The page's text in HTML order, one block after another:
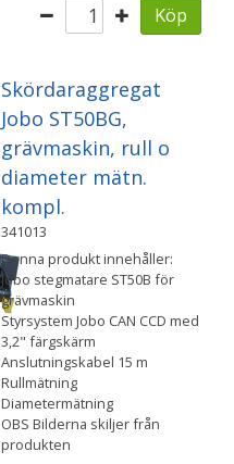
Köp
Skördaraggregat
Jobo ST50BG,
grävmaskin, rull o
diameter mätn.
kompl.
341013
Denna produkt innehåller:
Jobo stegmatare ST50B för
grävmaskin
Styrsystem Jobo CAN CCD med
3,2" färgskärm
Anslutningskabel 15 m
Rullmätning
Diametermätning
OBS Bilderna skiljer från
produkten